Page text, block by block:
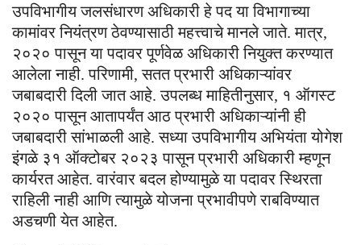
उपविभागीय जलसंधारण अधिकारी हे पद या विभागाच्या
कामांवर नियंत्रण ठेवण्यासाठी महत्त्वाचे मानले जाते. मात्र,
२०२० पासून या पदावर पूर्णवेळ अधिकारी नियुक्त करण्यात
आलेला नाही. परिणामी, सतत प्रभारी अधिकाऱ्यांवर
जबाबदारी दिली जात आहे. उपलब्ध माहितीनुसार, १ ऑगस्ट
२०२० पासून आतापर्यंत आठ प्रभारी अधिकाऱ्यांनी ही
जबाबदारी सांभाळली आहे. सध्या उपविभागीय अभियंता योगेश
इंगळे ३१ ऑक्टोबर २०२३ पासून प्रभारी अधिकारी म्हणून
कार्यरत आहेत. वारंवार बदल होण्यामुळे या पदावर स्थिरता
राहिली नाही आणि त्यामुळे योजना प्रभावीपणे राबविण्यात
अडचणी येत आहेत.